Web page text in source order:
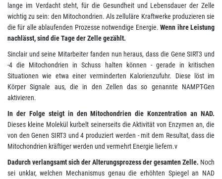
lange im Verdacht steht, für die Gesundheit und Lebensdauer der Zelle
wichtig zu sein: den Mitochondrien. Als zelluläre Kraftwerke produzieren sie
die für alle ablaufenden Prozesse notwendige Energie.Wenn ihre Leistung
nachlässt, sind die Tage der Zelle gezählt.
Sinclair und seine Mitarbeiter fanden nun heraus, dass die Gene SIRT3 und
-4 die Mitochondrien in Schuss halten können - gerade in kritischen
Situationen wie etwa einer verminderten Kalorienzufuhr. Diese löst im
Körper Signale aus, die in den Zellen das so genannte NAMPT-Gen
aktivieren.
In der Folge steigt in den Mitochondrien die Konzentration an NAD.
Dieses kleine Molekül kurbelt seinerseits die Aktivität von Enzymen an, die
von den Genen SIRT3 und 4 produziert werden - mit dem Resultat, dass die
Mitochondrien kräftiger werden und vermehrt Energie liefern.v
Dadurch verlangsamt sich der Alterungsprozess der gesamten Zelle. Noch
sei unklar, welchen Mechanismus genau die erhöhten Spiegel an NAD